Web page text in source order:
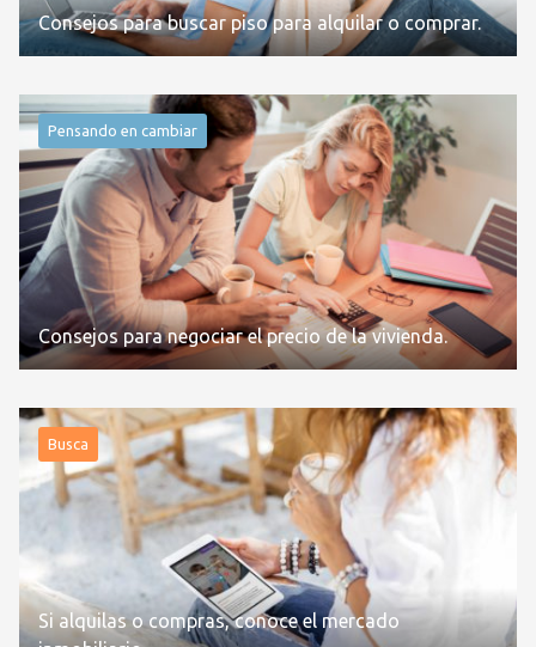
Consejos para buscar piso para alquilar o comprar.
Pensando en cambiar
Consejos para negociar el precio de la vivienda.
Busca
Si alquilas o compras, conoce el mercado